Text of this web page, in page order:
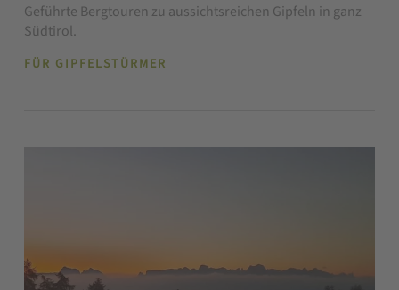
Geführte Bergtouren zu aussichtsreichen Gipfeln in ganz
Südtirol.
FÜR GIPFELSTÜRMER